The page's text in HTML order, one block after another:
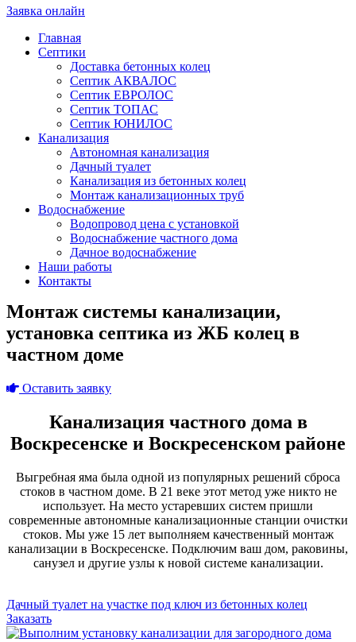
Заявка онлайн
Главная
Септики
Доставка бетонных колец
Септик АКВАЛОС
Септик ЕВРОЛОС
Септик ТОПАС
Септик ЮНИЛОС
Канализация
Автономная канализация
Дачный туалет
Канализация из бетонных колец
Монтаж канализационных труб
Водоснабжение
Водопровод цена с установкой
Водоснабжение частного дома
Дачное водоснабжение
Наши работы
Контакты
Монтаж системы канализации,
установка септика из ЖБ колец в
частном доме
Оставить заявку
Канализация частного дома в
Воскресенске и Воскресенском районе
Выгребная яма была одной из популярных решений сброса
стоков в частном доме. В 21 веке этот метод уже никто не
использует. На место устаревших систем пришли
современные автономные канализационные станции очистки
стоков. Мы уже 15 лет выполняем качественный монтаж
канализации в Воскресенске. Подключим ваш дом, раковины,
санузел и другие узлы к новой системе канализации.
Дачный туалет на участке под ключ из бетонных колец
Заказать